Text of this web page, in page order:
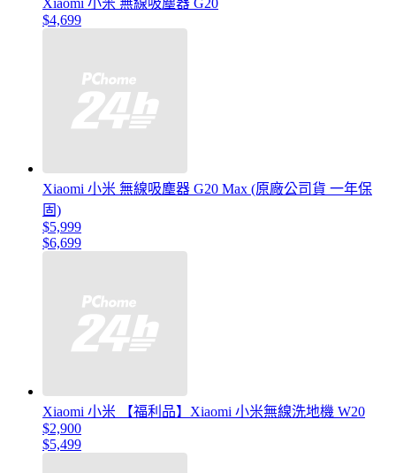
Xiaomi 小米 無線吸塵器 G20
$4,699
Xiaomi 小米 無線吸塵器 G20 Max (原廠公司貨 一年保
固)
$5,999
$6,699
Xiaomi 小米 【福利品】Xiaomi 小米無線洗地機 W20
$2,900
$5,499